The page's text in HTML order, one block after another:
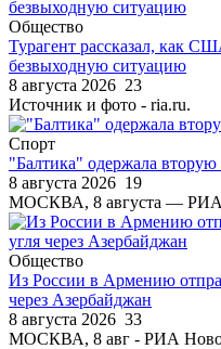
Общество
Турагент рассказал, как
безвыходную ситуацию
8 августа 2026 23
Источник и фото - ria.ru.
Спорт
"Балтика" одержала
8 августа 2026 19
МОСКВА, 8 августа — РИА
Общество
Из России в Армению
через Азербайджан
8 августа 2026 33
МОСКВА, 8 авг - РИА